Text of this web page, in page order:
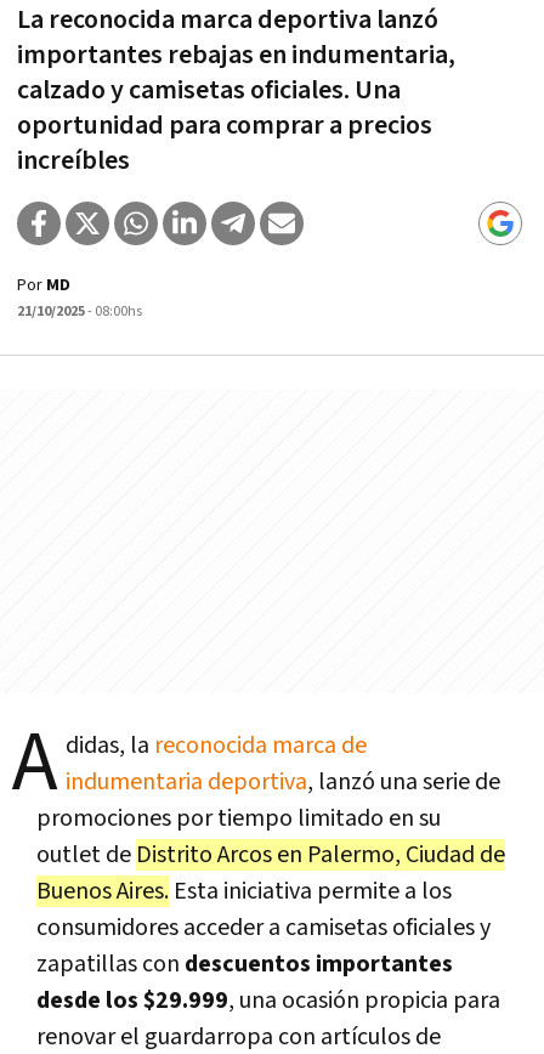
La reconocida marca deportiva lanzó
importantes rebajas en indumentaria,
calzado y camisetas oficiales. Una
oportunidad para comprar a precios
increíbles
Por MD
21/10/2025- 08:00hs
A didas, la reconocida marca de
indumentaria deportiva, lanzó una serie de
promociones por tiempo limitado en su
outlet de Distrito Arcos en Palermo, Ciudad de
Buenos Aires. Esta iniciativa permite a los
consumidores acceder a camisetas oficiales y
zapatillas con descuentos importantes
desde los $29.999, una ocasión propicia para
renovar el guardarropa con artículos de